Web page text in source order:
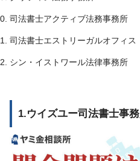
司法書士アクティブ法務事務所
司法書士エストリーガルオフィス
シン・イストワール法律事務所
1.ウイズユー司法書士事